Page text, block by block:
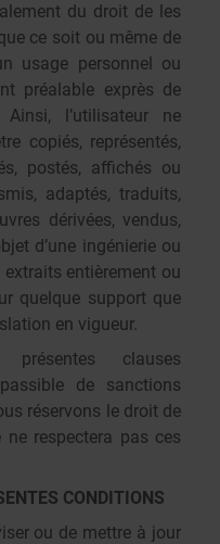
du droit de les
ce soit ou même de
usage personnel ou
préalable exprès de
Ainsi, l’utilisateur ne
copiés, représentés,
postés, affichés ou
adaptés, traduits,
dérivées, vendus,
d’une ingénierie ou
extraits entièrement ou
quelque support que
en vigueur.
clauses
de sanctions
réservons le droit de
respectera pas ces
CONDITIONS
ou de mettre à jour